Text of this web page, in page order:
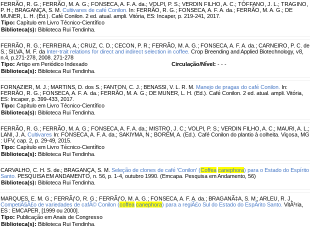
FERRÃO, R. G. ; FERRÃO, M. A. G. ; FONSECA, A. F. A. da. ; VOLPI, P. S. ; VERDIN FILHO, A. C. ; TÓFFANO, J. L. ; TRAGINO,
P. H. ; BRAGANÇA, S. M. Cultivares de café Conilon. In: FERRÃO, R. G.; FONSECA, A. F. A. da.; FERRÃO, M. A. G.; DE
MUNER, L. H. (Ed.). Café Conilon. 2 ed. atual. ampli. Vitória, ES: Incaper, p. 219-241, 2017.
Tipo: Capítulo em Livro Técnico-Científico
Biblioteca(s): Biblioteca Rui Tendinha.
FERRÃO, R. G. ; FERREIRA, A. ; CRUZ, C. D. ; CECON, P. R. ; FERRÃO, M. A. G. ; FONSECA, A. F. A. da. ; CARNEIRO, P. C. de
S. ; SILVA, M. F. da Inter-trait relations for direct and indirect selection in coffee. Crop Breending and Applied Biotechnology, v8,
n.4, p.271-278, 2008. 271-278
Tipo: Artigo em Periódico Indexado Circulação/Nível: - - -
Biblioteca(s): Biblioteca Rui Tendinha.
FORNAZIER, M. J. ; MARTINS, D. dos S. ; FANTON, C. J. ; BENASSI, V. L. R. M. Manejo de pragas do café Conilon. In:
FERRÃO, R. G.; FONSECA, A. F. A. da.; FERRÃO, M. A. G.; DE MUNER, L. H. (Ed.). Café Conilon. 2 ed. atual. ampli. Vitória,
ES: Incaper, p. 399-433, 2017.
Tipo: Capítulo em Livro Técnico-Científico
Biblioteca(s): Biblioteca Rui Tendinha.
FERRÃO, R. G. ; FERRÃO, M. A. G. ; FONSECA, A. F. A. da. ; MISTRO, J. C. ; VOLPI, P. S. ; VERDIN FILHO, A. C. ; MAURI, A. L. ;
LANI, J. A. Cultivares In: FONSECA, A. F. A. da.; SAKIYMA, N.; BORÉM, A. (Ed.). Café Conilon do plantio à colheita. Viçosa, MG
: UFV, cap. 2, p. 29-49, 2015.
Tipo: Capítulo em Livro Técnico-Científico
Biblioteca(s): Biblioteca Rui Tendinha.
CARVALHO, C. H. S. de. ; BRAGANÇA, S. M. Seleção de clones de café 'Conilon' (Coffea canephora) para o Estado do Espírito
Santo. PESQUISA EM ANDAMENTO, n. 56, p. 1-4, outubro 1990. (Emcapa. Pesquisa em Andamento, 56)
Biblioteca(s): Biblioteca Rui Tendinha.
MARQUES, E. M. G. ; FERRÃƒO, R. G. ; FERRÃƒO, M. A. G. ; FONSECA, A. F. A. da. ; BRAGANÃ‡A, S. M. ; ARLEU, R. J.
CompetiÃ§Ã£o de variedades de cafÃ© Conilon (coffea canephora) para a regiÃ£o Sul do Estado do EspÃ­rito Santo. VitÃ³ria,
ES : EMCAPER, [1999 ou 2000].
Tipo: Publicação em Anais de Congresso
Biblioteca(s): Biblioteca Rui Tendinha.